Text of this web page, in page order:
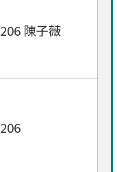
206 陳子薇
206